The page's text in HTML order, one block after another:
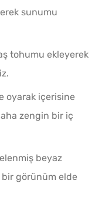
sunumu
tohumu ekleyerek
oyarak içerisine
zengin bir iç
beyaz
bir görünüm elde